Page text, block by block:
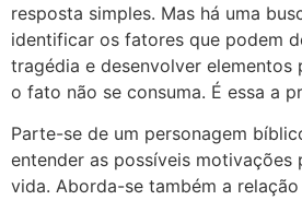
resposta simples. Mas há uma
identificar os fatores que podem
tragédia e desenvolver elementos
o fato não se consuma. É essa a
Parte-se de um personagem
entender as possíveis motivações
vida. Aborda-se também a